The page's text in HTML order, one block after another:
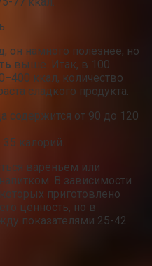
он намного полезнее, но
выше. Итак, в 100
ккал, количество
сладкого продукта.
содержится от 90 до 120
калорий.
вареньем или
В зависимости
приготовлено
ценность, но в
показателями 25-42